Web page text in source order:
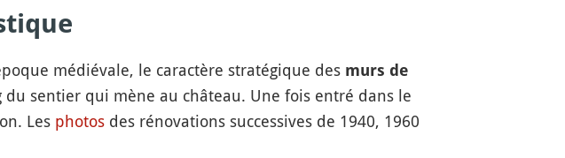
médiévale, le caractère stratégique des murs de
sentier qui mène au château. Une fois entré dans le
Les photosdes rénovations successives de 1940, 1960